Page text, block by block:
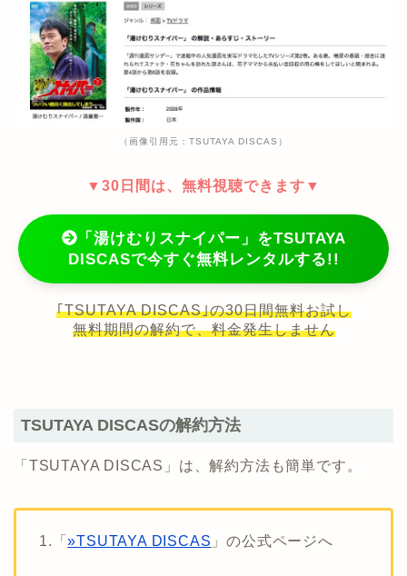
（画像引用元：TSUTAYA DISCAS）
▼30日間は、無料視聴できます▼
「湯けむりスナイパー」をTSUTAYA
DISCASで今すぐ無料レンタルする!!
｢TSUTAYA DISCAS｣の30日間無料お試し
無料期間の解約で、料金発生しません
TSUTAYA DISCASの解約方法
「TSUTAYA DISCAS」は、解約方法も簡単です。
1.「»TSUTAYA DISCAS 」の公式ページへ